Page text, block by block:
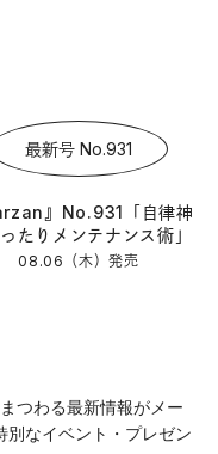
最新号 No.931
』No.931「自律神
たりメンテナンス術」
08.06（木）発売
まつわる最新情報がメー
別なイベント・プレゼン